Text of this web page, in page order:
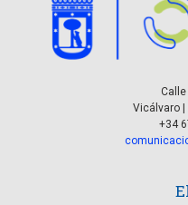
Vicálvaro |
+34